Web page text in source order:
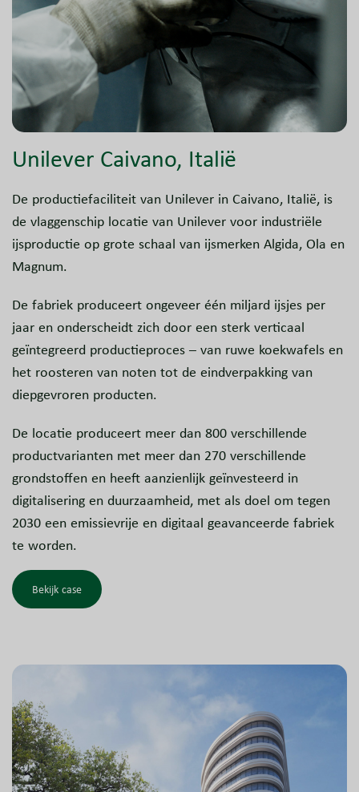
Unilever Caivano, Italië
De productiefaciliteit van Unilever in Caivano, Italië, is
de vlaggenschip locatie van Unilever voor industriële
ijsproductie op grote schaal van ijsmerken Algida, Ola en
Magnum.
De fabriek produceert ongeveer één miljard ijsjes per
jaar en onderscheidt zich door een sterk verticaal
geïntegreerd productieproces – van ruwe koekwafels en
het roosteren van noten tot de eindverpakking van
diepgevroren producten.
De locatie produceert meer dan 800 verschillende
productvarianten met meer dan 270 verschillende
grondstoffen en heeft aanzienlijk geïnvesteerd in
digitalisering en duurzaamheid, met als doel om tegen
2030 een emissievrije en digitaal geavanceerde fabriek
te worden.
Bekijk case